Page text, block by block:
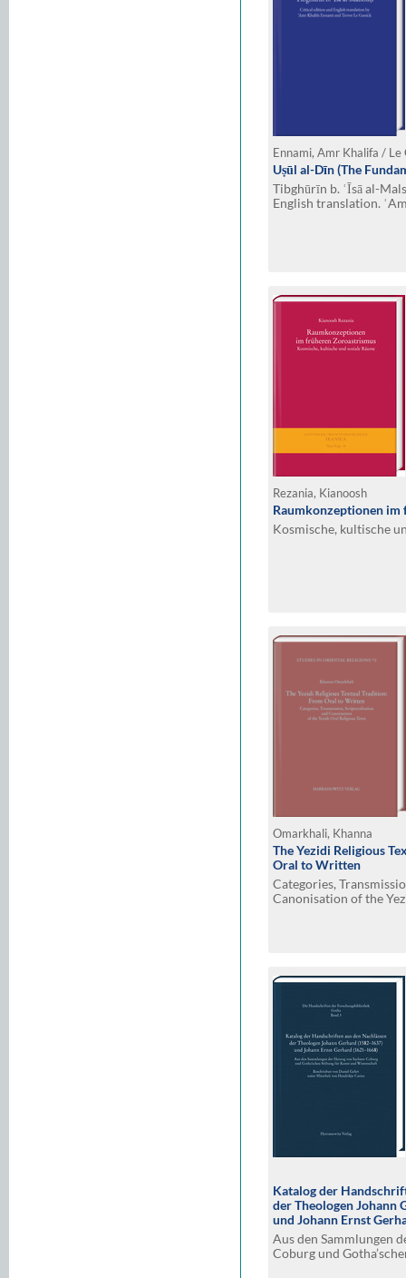
Ennami, Amr Khalifa /
Uṣūl al-Dīn (The
Tibghūrīn b. ʿĪsā al-
English translation.
Rezania, Kianoosh
Raumkonzeptionen
Kosmische, kultische
Omarkhali, Khanna
The Yezidi Religious
Oral to Written
Categories,
Canonisation of the
Katalog der
der Theologen Johann
und Johann Ernst
Aus den Sammlungen
Coburg und